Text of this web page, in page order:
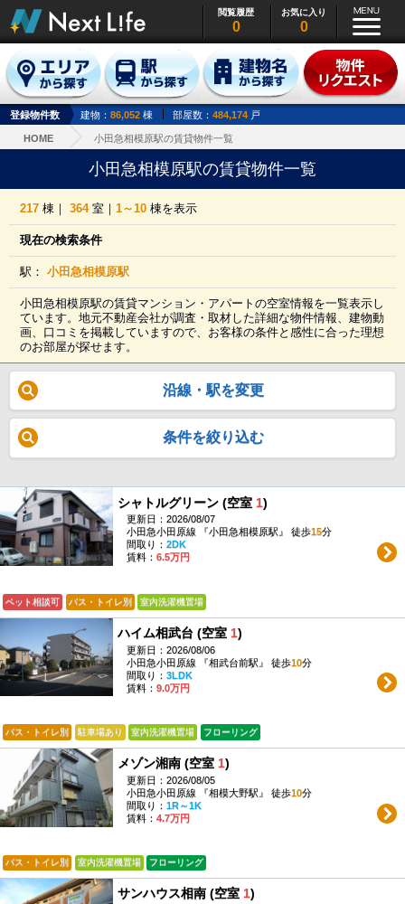
閲覧履歴
0
お気に入り
0
登録物件数 建物： 86,052 棟 部屋数： 484,174 戸
HOME 小田急相模原駅の賃貸物件一覧
小田急相模原駅の賃貸物件一覧
217 棟｜364室｜1～10 棟を表示
現在の検索条件
駅：小田急相模原駅
小田急相模原駅の賃貸マンション・アパートの空室情報を一覧表示し
ています。地元不動産会社が調査・取材した詳細な物件情報、建物動
画、口コミを掲載していますので、お客様の条件と感性に合った理想
のお部屋が探せます。
沿線・駅を変更
条件を絞り込む
シャトルグリーン (空室 1)
更新日：2026/08/07
小田急小田原線 『小田急相模原駅』 徒歩15分
間取り： 2DK
賃料： 6.5万円
ペット相談可 バス・トイレ別 室内洗濯機置場
ハイム相武台 (空室 1)
更新日：2026/08/06
小田急小田原線 『相武台前駅』 徒歩10分
間取り： 3LDK
賃料： 9.0万円
バス・トイレ別 駐車場あり 室内洗濯機置場 フローリング
メゾン湘南 (空室 1)
更新日：2026/08/05
小田急小田原線 『相模大野駅』 徒歩10分
間取り： 1R～1K
賃料： 4.7万円
バス・トイレ別 室内洗濯機置場 フローリング
サンハウス相南 (空室 1)